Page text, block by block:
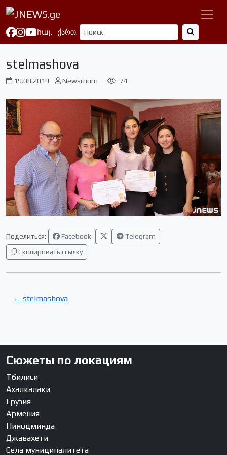
հայ. ქართ.
stelmashova
19.08.2019 Newsroom 74
Поделиться: Facebook
Telegram
Скопировать ссылку
← stelmashova
Сюжеты по локациям
Тбилиси
Ахалкалаки
Грузия
Армения
Ниноцминда
Джавахети
Села муниципалитета